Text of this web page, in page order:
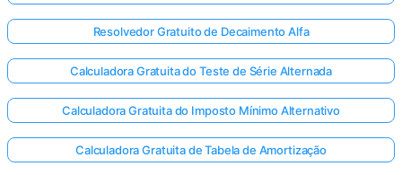
Resolvedor Gratuito de Decaimento Alfa
Calculadora Gratuita do Teste de Série Alternada
Calculadora Gratuita do Imposto Mínimo Alternativo
Calculadora Gratuita de Tabela de Amortização